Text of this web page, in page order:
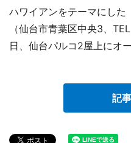
ハワイアンをテーマにした
（仙台市青葉区中央3、
日、仙台パルコ2屋上にオ
記